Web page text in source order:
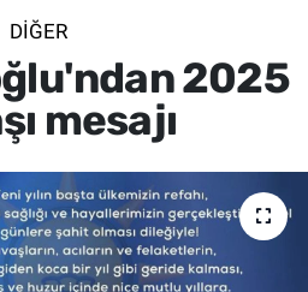
DIĞER
2025
mesajı